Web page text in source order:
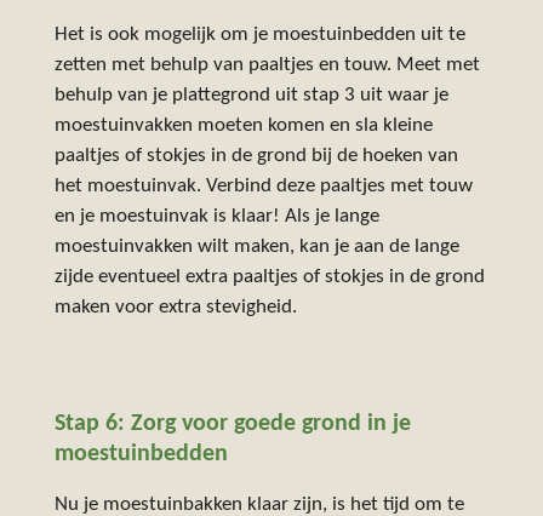
Het is ook mogelijk om je moestuinbedden uit te
zetten met behulp van paaltjes en touw. Meet met
behulp van je plattegrond uit stap 3 uit waar je
moestuinvakken moeten komen en sla kleine
paaltjes of stokjes in de grond bij de hoeken van
het moestuinvak. Verbind deze paaltjes met touw
en je moestuinvak is klaar! Als je lange
moestuinvakken wilt maken, kan je aan de lange
zijde eventueel extra paaltjes of stokjes in de grond
maken voor extra stevigheid.
Stap 6: Zorg voor goede grond in je
moestuinbedden
Nu je moestuinbakken klaar zijn, is het tijd om te